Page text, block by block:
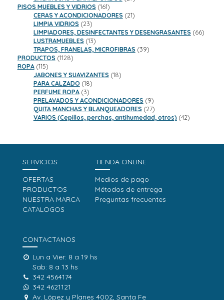
PISOS MUEBLES Y VIDRIOS 161161
productos
CERAS Y ACONDICIONADORES 2121
LIMPIA VIDRIOS 2323
productos
LIMPIADORES, DESINFECTANTES Y DESENGRASANTES 6666
LUSTRAMUEBLES 1313
productos
TRAPOS, FRANELAS, MICROFIBRAS 3939
PRODUCTOS 11281128
ROPA 115115
productos
JABONES Y SUAVIZANTES 1818
PARA CALZADO 1818
PERFUME ROPA 33
productos
PRELAVADOS Y ACONDICIONADORES 99
productos
QUITA MANCHAS Y BLANQUEADORES 2727
productos
VARIOS (Cepillos, perchas, antihumedad, otros) 4242
SERVICIOS
OFERTAS
PRODUCTOS
NUESTRA MARCA
CATALOGOS
TIENDA ONLINE
Medios de pago
Métodos de entrega
Preguntas frecuentes
CONTACTANOS
Lun a Vier: 8 a 19 hs
Sab: 8 a 13 hs
342 4564174
342 4621121
Av. López y Planes 4002, Santa Fe